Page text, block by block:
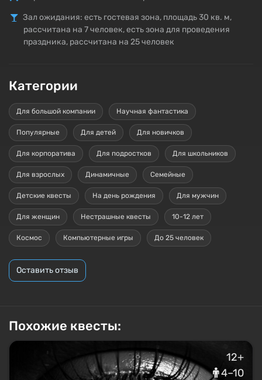
Зал ожидания: есть гостевая зона, площадь 30 кв. м,
рассчитана на 7 человек, есть зона для проведения
праздника, рассчитана на 25 человек
Категории
Для большой компании Научная фантастика
Популярные Для детей Для новичков
Для корпоратива Для подростков Для школьников
Для взрослых Динамичные Семейные
Детские квесты На день рождения Для мужчин
Для женщин Нестрашные квесты 10-12 лет
Космос Компьютерные игры До 25 человек
Оставить отзыв
Похожие квесты:
12+
4–10